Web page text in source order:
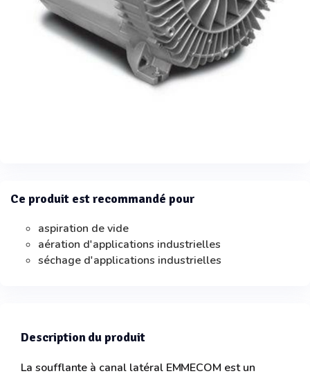
Ce produit est recommandé pour
aspiration de vide
aération d'applications industrielles
séchage d'applications industrielles
Description du produit
La soufflante à canal latéral EMMECOM est un